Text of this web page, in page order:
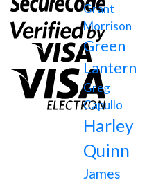
Grant
Morrison
Green
Lantern
Greg
Capullo
Harley
Quinn
James